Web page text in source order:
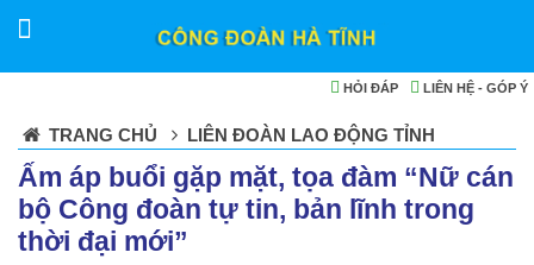
LIÊN HỆ - GÓP Ý
HỎI ĐÁP
TRANG CHỦ LIÊN ĐOÀN LAO ĐỘNG TỈNH
Ấm áp buổi gặp mặt, tọa đàm “Nữ cán
bộ Công đoàn tự tin, bản lĩnh trong
thời đại mới”